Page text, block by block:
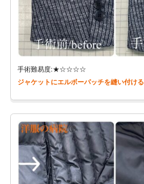
手術難易度:★☆☆☆☆
ジャケットにエルボーパッチを縫い付け